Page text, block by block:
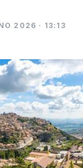
2026 · 13:13